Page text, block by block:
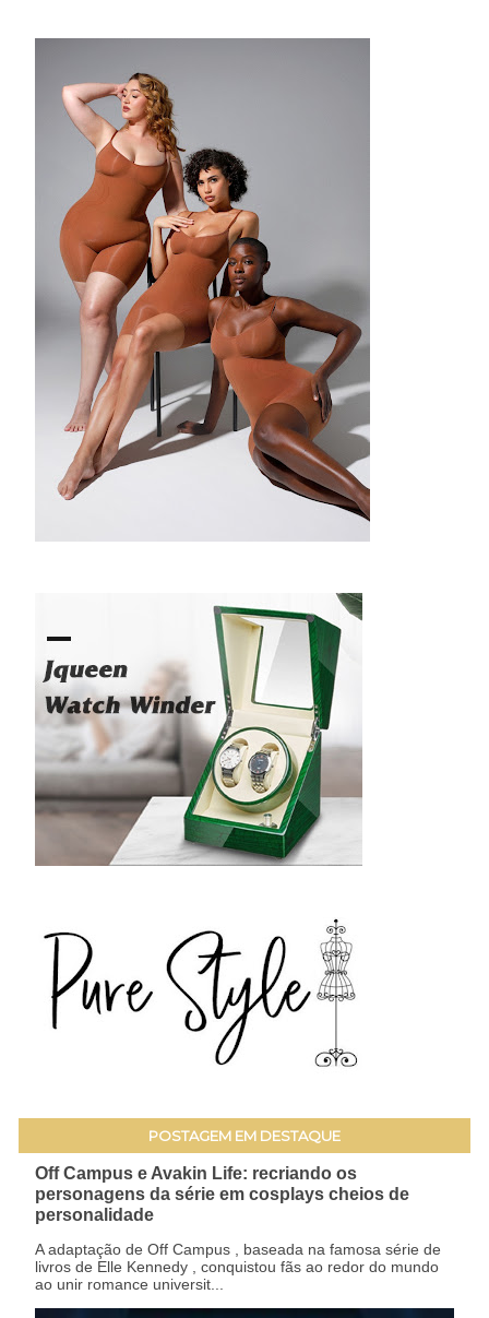
POSTAGEM EM DESTAQUE
Off Campus e Avakin Life: recriando os
personagens da série em cosplays cheios de
personalidade
A adaptação de Off Campus , baseada na famosa série de
livros de Elle Kennedy , conquistou fãs ao redor do mundo
ao unir romance universit...